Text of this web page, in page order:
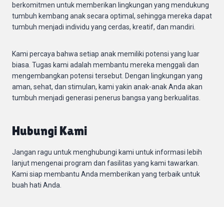
berkomitmen untuk memberikan lingkungan yang mendukung
tumbuh kembang anak secara optimal, sehingga mereka dapat
tumbuh menjadi individu yang cerdas, kreatif, dan mandiri.
Kami percaya bahwa setiap anak memiliki potensi yang luar
biasa. Tugas kami adalah membantu mereka menggali dan
mengembangkan potensi tersebut. Dengan lingkungan yang
aman, sehat, dan stimulan, kami yakin anak-anak Anda akan
tumbuh menjadi generasi penerus bangsa yang berkualitas.
Hubungi Kami
Jangan ragu untuk menghubungi kami untuk informasi lebih
lanjut mengenai program dan fasilitas yang kami tawarkan.
Kami siap membantu Anda memberikan yang terbaik untuk
buah hati Anda.